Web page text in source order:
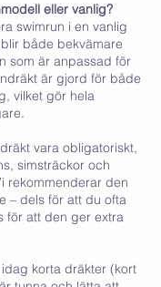
eller vanlig?
swimrun i en vanlig
både bekvämare
som är anpassad för
är gjord för både
vilket gör hela
vara obligatoriskt,
simsträckor och
rekommenderar den
– dels för att du ofta
för att den ger extra
korta dräkter (kort